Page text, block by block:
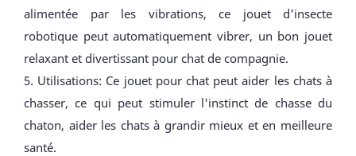
alimentée par les vibrations, ce jouet d'insecte
robotique peut automatiquement vibrer, un bon jouet
relaxant et divertissant pour chat de compagnie.
5. Utilisations: Ce jouet pour chat peut aider les chats à
chasser, ce qui peut stimuler l'instinct de chasse du
chaton, aider les chats à grandir mieux et en meilleure
santé.